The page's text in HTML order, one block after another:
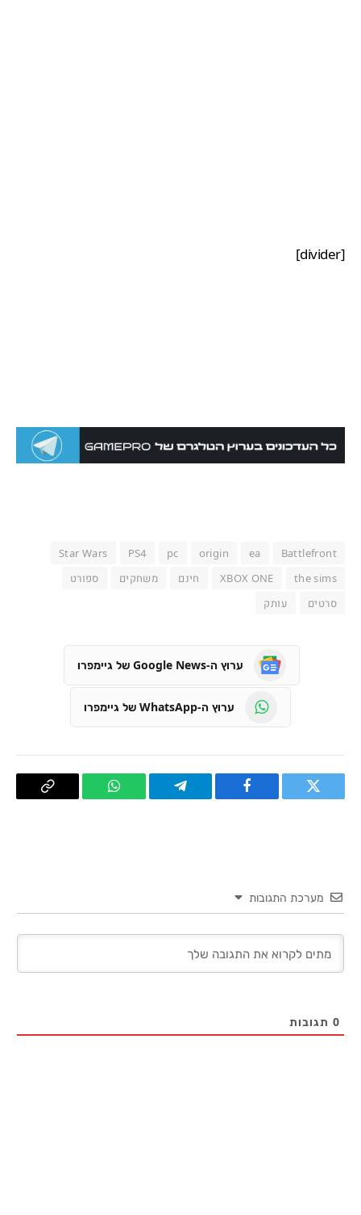
[divider]
Battlefront
ea
origin
pc
PS4
Star Wars
the sims
XBOX ONE חינם משחקים
ספורט
סרטים
עותק
ערוץ ה-Google News של גיימפרו
ערוץ ה-WhatsApp של גיימפרו
טוויטר פייסבוק Telegram
WhatsApp העתק
מערכת התגובות
0 תגובות